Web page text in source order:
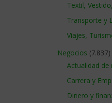
Textil,
Transporte y
Viajes,
Negocios (7.837)
Actualidad de
Carrera y
Dinero y